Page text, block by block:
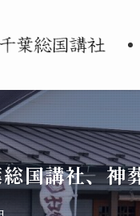
国講社、神